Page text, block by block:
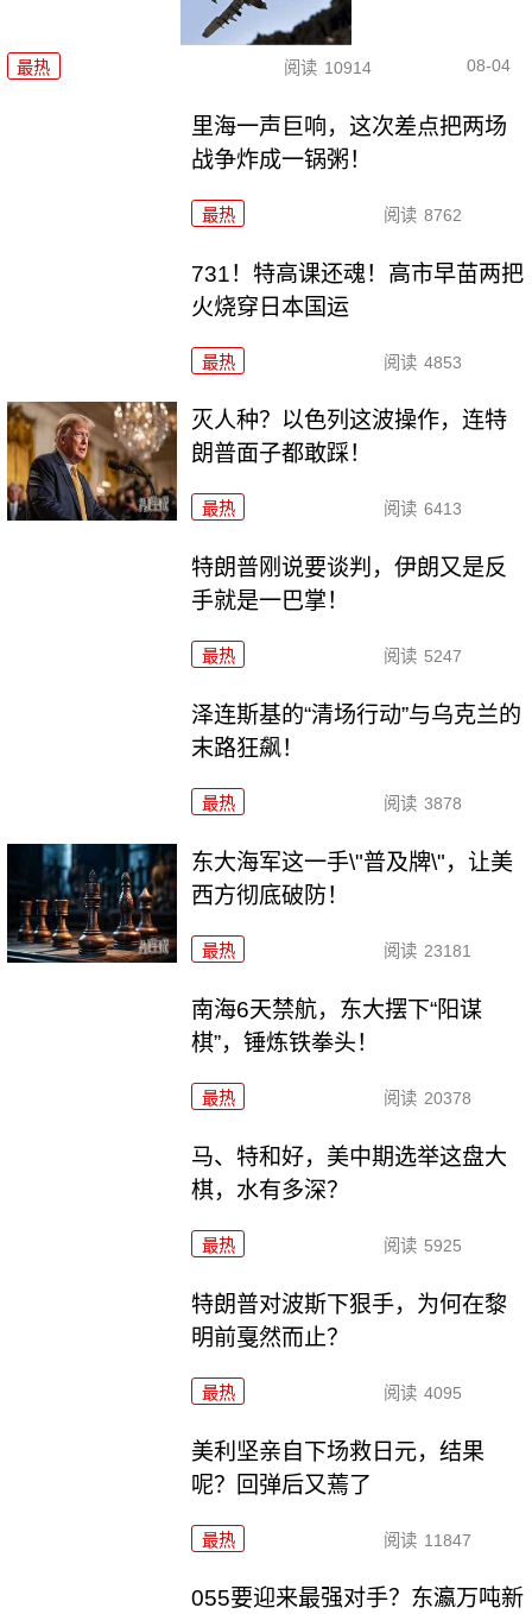
最热 阅读 10914 08-04
里海一声巨响，这次差点把两场
战争炸成一锅粥！
最热 阅读 8762
731！特高课还魂！高市早苗两把
火烧穿日本国运
最热 阅读 4853
灭人种？以色列这波操作，连特
朗普面子都敢踩！
最热 阅读 6413
特朗普刚说要谈判，伊朗又是反
手就是一巴掌！
最热 阅读 5247
泽连斯基的“清场行动”与乌克兰的
末路狂飙！
最热 阅读 3878
东大海军这一手\"普及牌\"，让美
西方彻底破防！
最热 阅读 23181
南海6天禁航，东大摆下“阳谋
棋”，锤炼铁拳头！
最热 阅读 20378
马、特和好，美中期选举这盘大
棋，水有多深？
最热 阅读 5925
特朗普对波斯下狠手，为何在黎
明前戛然而止？
最热 阅读 4095
美利坚亲自下场救日元，结果
呢？回弹后又蔫了
最热 阅读 11847
055要迎来最强对手？东瀛万吨新